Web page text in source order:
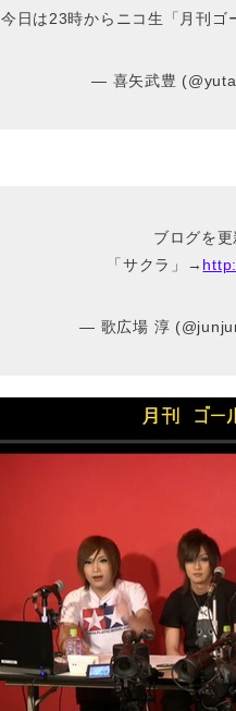
今日は23時からニコ生「月刊
— 喜矢武豊
ブログを更
「サクラ」→
— 歌広場 淳